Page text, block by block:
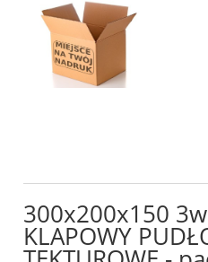
300x200x150 3w
KLAPOWY